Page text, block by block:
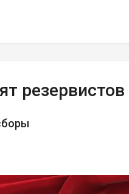
резервистов